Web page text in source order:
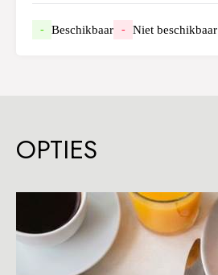
- Beschikbaar - Niet beschikbaar
OPTIES